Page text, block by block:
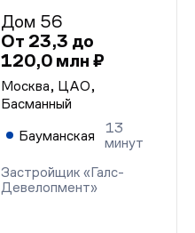
Дом 56
От 23,3 до
120,0 млн ₽
Москва, ЦАО,
Басманный
Бауманская
13
минут
Застройщик «Галс-
Девелопмент»